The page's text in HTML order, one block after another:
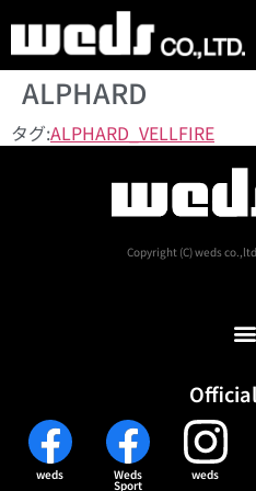
ALPHARD
タグ:ALPHARD_VELLFIRE
Copyright (C) weds
weds Weds
Sport
weds